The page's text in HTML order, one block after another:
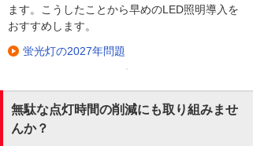
ます。こうしたことから早めのLED照明導入を
おすすめします。
蛍光灯の2027年問題
無駄な点灯時間の削減にも取り組みませ
んか？